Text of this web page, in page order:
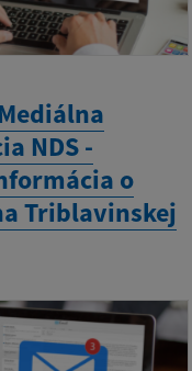
NDS -
o
Triblavinskej